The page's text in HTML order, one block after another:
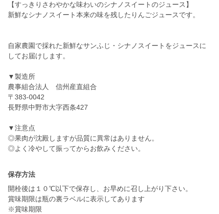
【すっきりさわやかな味わいのシナノスイートのジュース】
新鮮なシナノスイート本来の味を残したりんごジュースです。
自家農園で採れた新鮮なサンふじ・シナノスイートをジュースに
してお届けします。
▼製造所
農事組合法人 信州産直組合
〒383-0042
長野県中野市大字西条427
▼注意点
◎果肉が沈殿しますが品質に異常はありません。
保存方法
開栓後は１０℃以下で保存し、お早めに召し上がり下さい。
賞味期限は瓶の裏ラベルに表示してあります
※賞味期限